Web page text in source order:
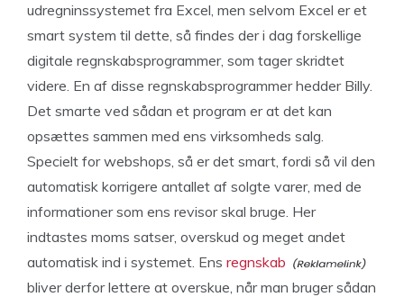
udregninssystemet fra Excel, men selvom Excel er et
smart system til dette, så findes der i dag forskellige
digitale regnskabsprogrammer, som tager skridtet
videre. En af disse regnskabsprogrammer hedder Billy.
Det smarte ved sådan et program er at det kan
opsættes sammen med ens virksomheds salg.
Specielt for webshops, så er det smart, fordi så vil den
automatisk korrigere antallet af solgte varer, med de
informationer som ens revisor skal bruge. Her
indtastes moms satser, overskud og meget andet
automatisk ind i systemet. Ens regnskab
bliver derfor lettere at overskue, når man bruger sådan